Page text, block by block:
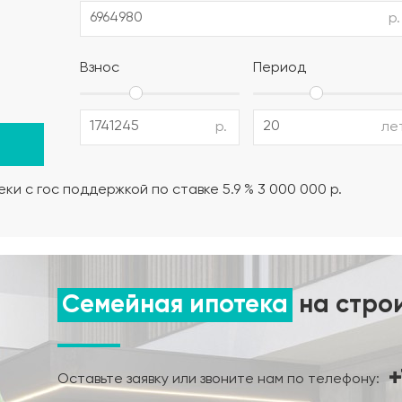
(толщина утеплителя выбирается в
AIII, поддерживающие и поперечные каркасы из
влажностный режима);
р.
Взнос
р.
Период
с гос поддержкой по ставке 5.9 % 3 000 000 р.
Семейная ипотека на
Оставьте заявку или звоните нам по телефону: